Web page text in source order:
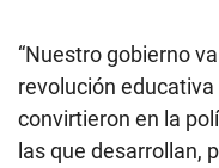
“Nuestro gobierno
revolución
convirtieron en la
las que desarrollan,